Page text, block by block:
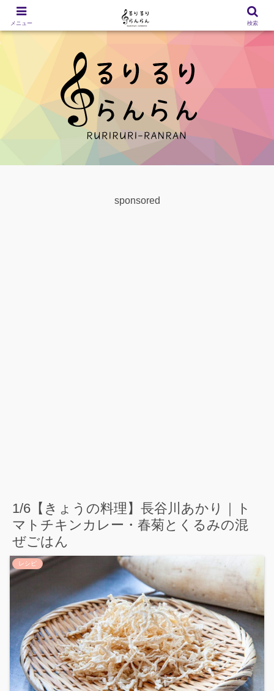
sponsored
1/6【きょうの料理】長谷川あかり｜ト
マトチキンカレー・春菊とくるみの混
ぜごはん
レシピ
メニュー 検索